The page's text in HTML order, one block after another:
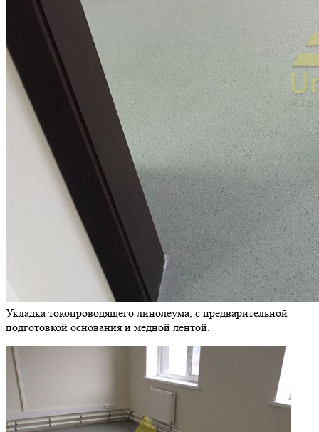
Укладка токопроводящего линолеума, с предварительной
подготовкой основания и медной лентой.